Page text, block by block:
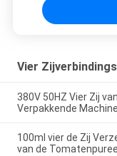
Vier
380V 50HZ Vier Zij
Verpakkende
100ml vier de Zij
van de